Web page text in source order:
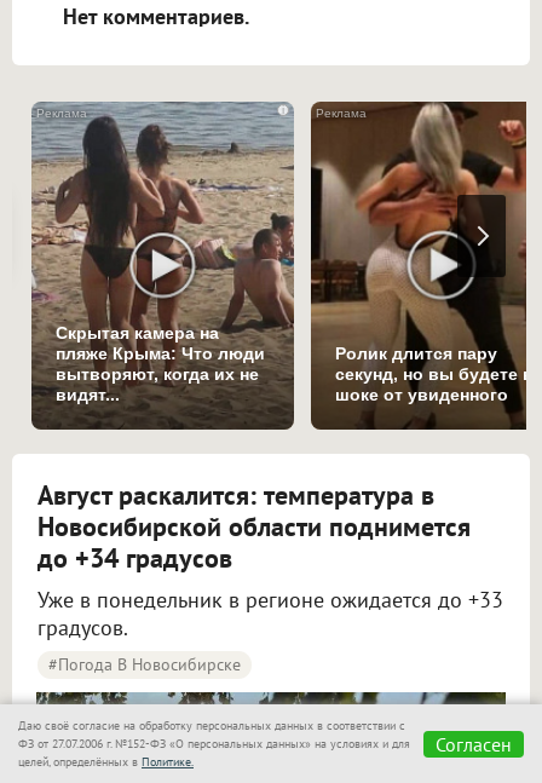
Нет комментариев.
i
Скрытая камера на
пляже Крыма: Что люди
вытворяют, когда их не
видят...
Ролик длится пару
секунд, но вы будете в
шоке от увиденного
Август раскалится: температура в
Новосибирской области поднимется
до +34 градусов
Уже в понедельник в регионе ожидается до +33
градусов.
#Погода В Новосибирске
Даю своё согласие на обработку персональных данных в соответствии с
ФЗ от 27.07.2006 г. №152-ФЗ «О персональных данных» на условиях и для
целей, определённых в Политике.
Согласен